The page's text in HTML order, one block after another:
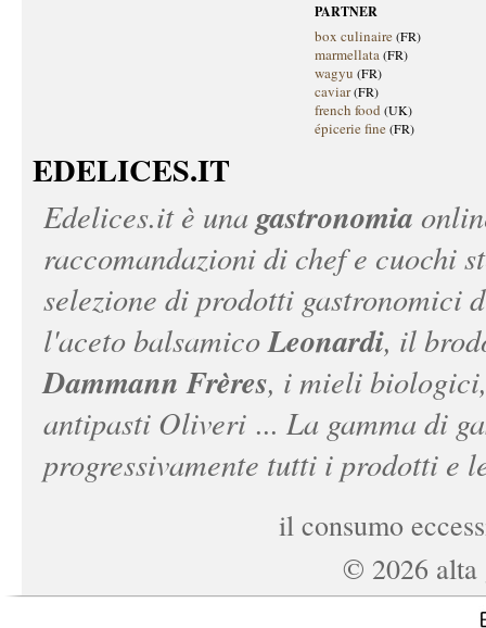
PARTNER
box culinaire(FR)
marmellata(FR)
wagyu (FR)
caviar(FR)
french food (UK)
épicerie fine(FR)
EDELICES.IT
Edelices.itè una gastronomia
raccomandazioni di chef e cuochi
selezione di prodotti gastronomici
l'aceto balsamicoLeonardi, il
Dammann Frères, i mieli
antipasti Oliveri ... La gamma di
progressivamente tutti i prodotti e
il consumo
© 2026